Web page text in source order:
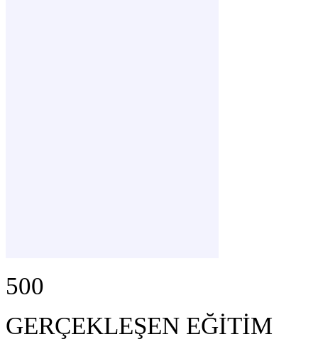
500
GERÇEKLEŞEN EĞİTİM